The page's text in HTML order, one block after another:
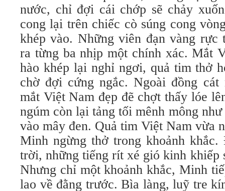
nước, chỉ đợi cái chớp sẽ chảy
cong lại trên chiếc cò súng cong
khép vào. Những viên đạn vàng rực
ra từng ba nhịp một chính xác. Mắt
hào khép lại nghỉ ngơi, quả tim thở
chờ đợi cứng ngắc. Ngoài đồng
mắt Việt Nam đẹp đẽ chợt thấy lóe
ngúm còn lại tảng tối mênh mông
vào mây đen. Quả tim Việt Nam vừa
Minh ngừng thở trong khoảnh
trời, những tiếng rít xé gió kinh khiếp
Nhưng chỉ một khoảnh khắc, Minh
lao về đằng trước. Bìa làng, luỹ tre